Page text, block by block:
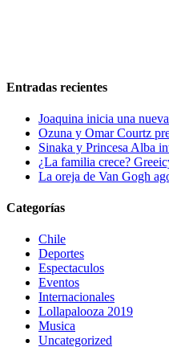
Entradas recientes
Joaquina inicia una
Ozuna y Omar Courtz
Sinaka y Princesa Alba
¿La familia crece?
La oreja de Van Gogh
Categorías
Chile
Deportes
Espectaculos
Eventos
Internacionales
Lollapalooza 2019
Musica
Uncategorized